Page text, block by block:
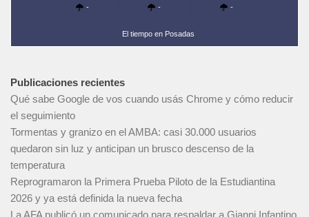
- - -
El tiempo en Posadas
Publicaciones recientes
Qué sabe Google de vos cuando usás Chrome y cómo reducir
el seguimiento
Tormentas y granizo en el AMBA: casi 30.000 usuarios
quedaron sin luz y anticipan un brusco descenso de la
temperatura
Reprogramaron la Primera Prueba Piloto de la Estudiantina
2026 y ya está definida la nueva fecha
La AFA publicó un comunicado para respaldar a Gianni Infantino